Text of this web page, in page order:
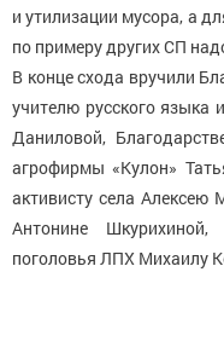
и утилизации мусора, а
по примеру других СП
В конце схода вручили
учителю русского языка
Даниловой,
агрофирмы «Кулон»
активисту села
Антонине
поголовья ЛПХ Михаилу